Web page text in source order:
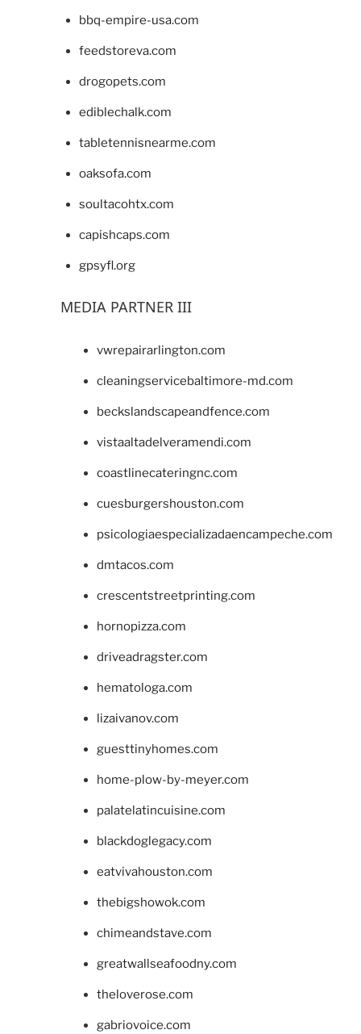
bbq-empire-usa.com
feedstoreva.com
drogopets.com
ediblechalk.com
tabletennisnearme.com
oaksofa.com
soultacohtx.com
capishcaps.com
gpsyfl.org
MEDIA PARTNER III
vwrepairarlington.com
cleaningservicebaltimore-md.com
beckslandscapeandfence.com
vistaaltadelveramendi.com
coastlinecateringnc.com
cuesburgershouston.com
psicologiaespecializadaencampeche.com
dmtacos.com
crescentstreetprinting.com
hornopizza.com
driveadragster.com
hematologa.com
lizaivanov.com
guesttinyhomes.com
home-plow-by-meyer.com
palatelatincuisine.com
blackdoglegacy.com
eatvivahouston.com
thebigshowok.com
chimeandstave.com
greatwallseafoodny.com
theloverose.com
gabriovoice.com